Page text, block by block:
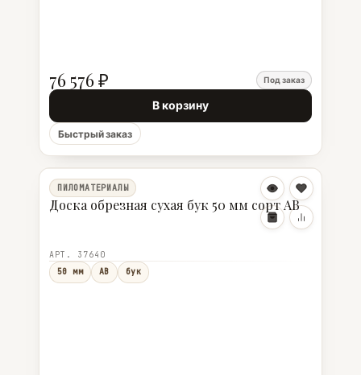
76 576 ₽ Под заказ
В корзину
Быстрый заказ
ПИЛОМАТЕРИАЛЫ
Доска обрезная сухая бук 50 мм сорт АВ
АРТ. 37640
50 мм
АВ бук